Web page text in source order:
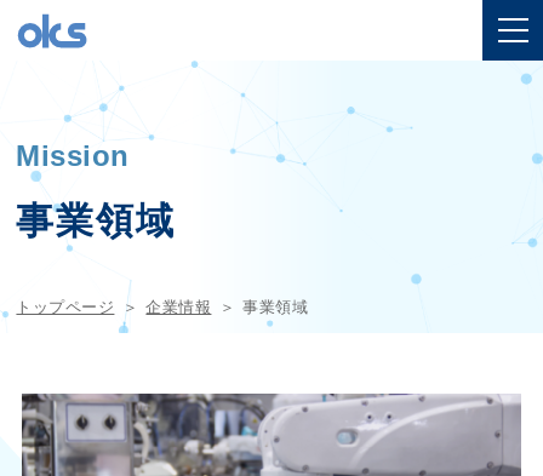
Mission
事業領域
トップページ 企業情報 事業領域